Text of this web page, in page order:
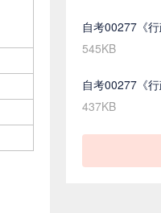
545KB
437KB